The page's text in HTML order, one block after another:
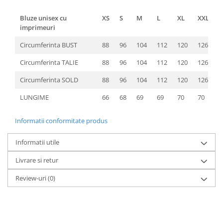
Bluze unisex cu
imprimeuri
XS S M L XL XXL
Circumferinta BUST 88 96 104 112 120 126
Circumferinta TALIE
88 96 104 112 120 126
Circumferinta SOLD
88 96 104 112 120 126
LUNGIME
66 68 69 69 70 70
Informatii conformitate produs
Informatii utile
Livrare si retur
Review-uri(0)